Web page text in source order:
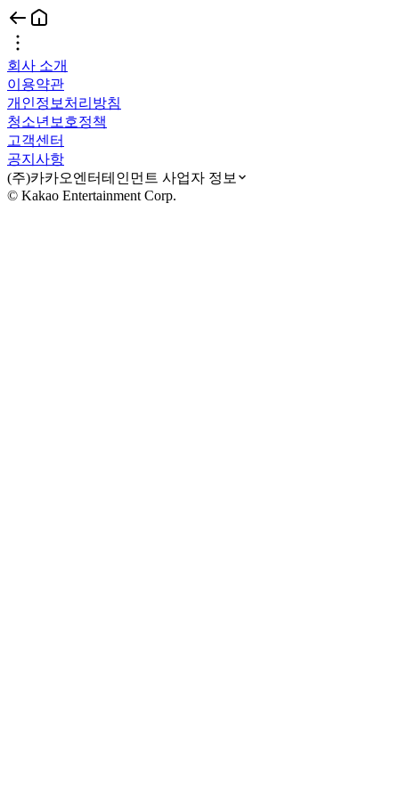
회사 소개
이용약관
개인정보처리방침
청소년보호정책
고객센터
공지사항
(주)카카오엔터테인먼트 사업자 정보
© Kakao Entertainment Corp.